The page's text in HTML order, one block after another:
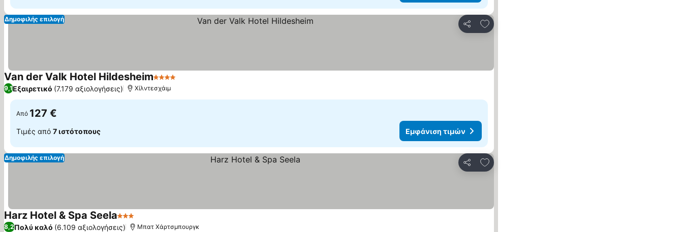
Κοινοποίηση
Προσθήκη στα αγαπημένα
Δημοφιλής επιλογή
Van der Valk Hotel Hildesheim4 Αστέρια
9,1Εξαιρετικό (7.179 αξιολογήσεις) Χίλντεσχάιμ
Από 127 €
Τιμές από 7 ιστότοπους Εμφάνιση τιμών
Κοινοποίηση
Προσθήκη στα αγαπημένα
Δημοφιλής επιλογή
Harz Hotel & Spa Seela3 Αστέρια
8,2Πολύ καλό (6.109 αξιολογήσεις) Μπατ Χάρτσμπουργκ